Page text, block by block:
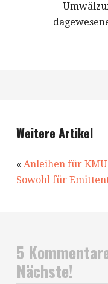
Weitere Artikel
« Anleihen für
Sowohl für
5
Nächste!